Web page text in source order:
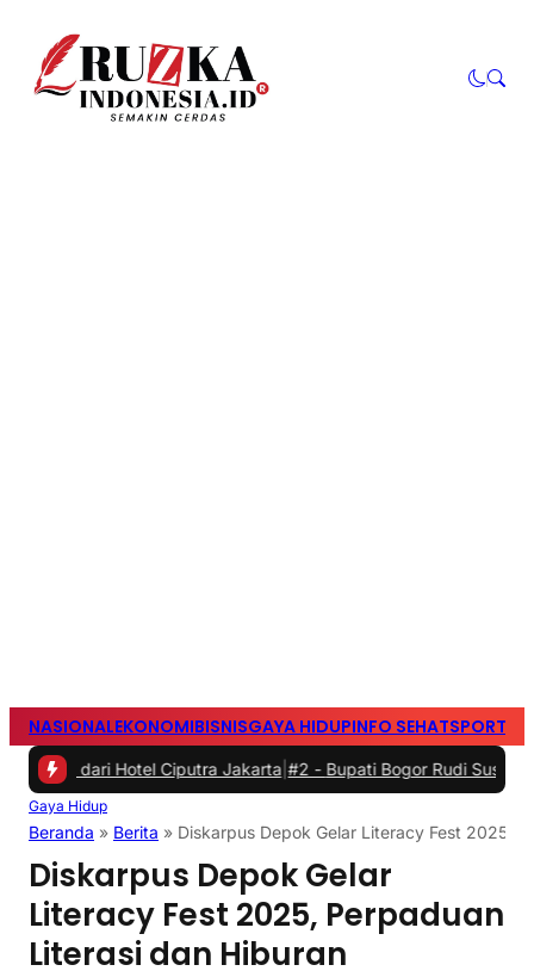
NASIONALEKONOMIBISNISGAYA HIDUPINFO SEHATSPORTS
Hotel Ciputra Jakarta|#2 -Bupati Bogor Rudi Susmanto
Gaya Hidup
Beranda » Berita » Diskarpus Depok Gelar Literacy Fest 2025,
Diskarpus Depok Gelar
Literacy Fest 2025, Perpaduan
Literasi dan Hiburan